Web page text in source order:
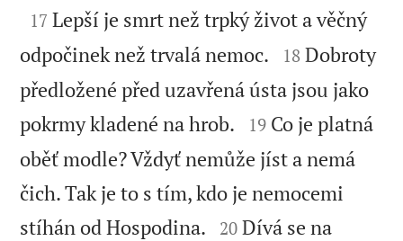


17 Lepší je smrt než trpký život a věčný
odpočinek než trvalá nemoc.


18 Dobroty
předložené před uzavřená ústa jsou jako
pokrmy kladené na hrob.


19 Co je platná
oběť modle? Vždyť nemůže jíst a nemá
čich. Tak je to s tím, kdo je nemocemi
stíhán od Hospodina. 

20 Dívá se na